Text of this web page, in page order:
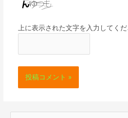
上に表示された文字を入力してくだ